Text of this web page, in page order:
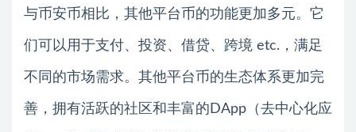
与币安币相比，其他平台币的功能更加多元。它
们可以用于支付、投资、借贷、跨境 etc.，满足
不同的市场需求。其他平台币的生态体系更加完
善，拥有活跃的社区和丰富的DApp（去中心化应